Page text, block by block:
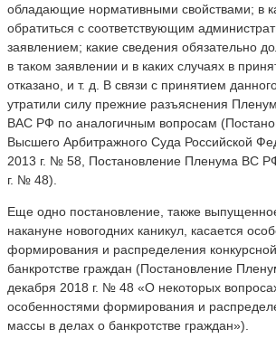
обладающие нормативными свойствами; в
обратиться с соответствующим
заявлением; какие сведения обязательно
в таком заявлении и в каких случаях в
отказано, и т. д. В связи с принятием
утратили силу прежние разъяснения
ВАС РФ по аналогичным вопросам
Высшего Арбитражного Суда Российской
2013 г. № 58, Постановление Пленума ВС
г. № 48).
Еще одно постановление, также
накануне новогодних каникул, касается
формирования и распределения
банкротстве граждан (Постановление
декабря 2018 г. № 48 «О некоторых
особенностями формирования и
массы в делах о банкротстве граждан»).